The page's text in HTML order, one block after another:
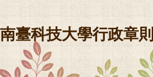
南臺科技大學行政章